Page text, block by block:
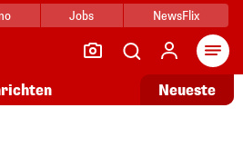
Jobs NewsFlix
Neueste